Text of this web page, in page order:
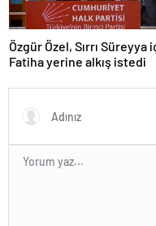
Özgür Özel, Sırrı Süreyya
Fatiha yerine alkış istedi